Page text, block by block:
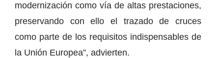
modernización como vía de altas prestaciones,
preservando con ello el trazado de cruces
como parte de los requisitos indispensables de
la Unión Europea”, advierten.